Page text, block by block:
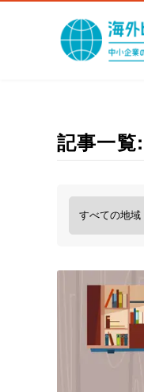
記事一